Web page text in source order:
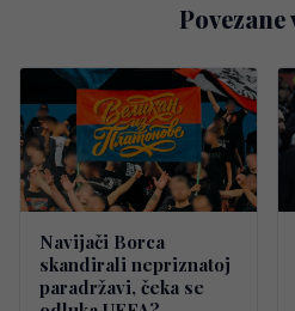
Navijači Borca
skandirali nepriznatoj
paradržavi, čeka se